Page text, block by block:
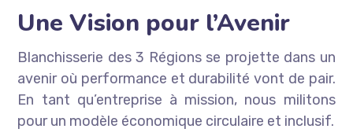
Une Vision pour l’Avenir
Blanchisserie des 3 Régions se projette dans un
avenir où performance et durabilité vont de pair.
En tant qu’entreprise à mission, nous militons
pour un modèle économique circulaire et inclusif.